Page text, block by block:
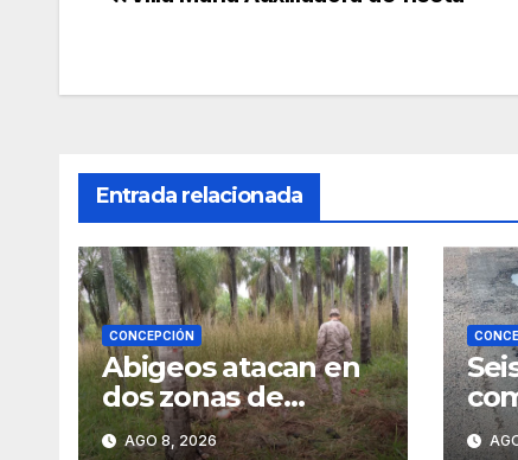
entradas
Entrada relacionada
CONCEPCIÓN
Abigeos atacan en
dos zonas de
Horqueta
AGO 8, 2026
en